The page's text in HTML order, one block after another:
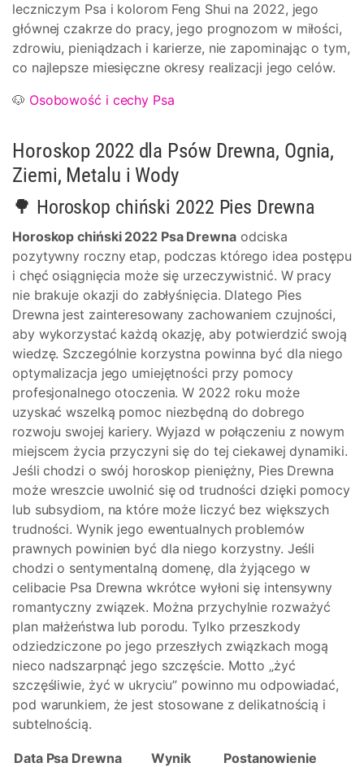
leczniczym Psa i kolorom Feng Shui na 2022, jego
głównej czakrze do pracy, jego prognozom w miłości,
zdrowiu, pieniądzach i karierze, nie zapominając o tym,
co najlepsze miesięczne okresy realizacji jego celów.
🐶 Osobowość i cechy Psa
Horoskop 2022 dla Psów Drewna, Ognia,
Ziemi, Metalu i Wody
🌳 Horoskop chiński 2022 Pies Drewna
Horoskop chiński 2022 Psa Drewnaodciska
pozytywny roczny etap, podczas którego idea postępu
i chęć osiągnięcia może się urzeczywistnić. W pracy
nie brakuje okazji do zabłyśnięcia. Dlatego Pies
Drewna jest zainteresowany zachowaniem czujności,
aby wykorzystać każdą okazję, aby potwierdzić swoją
wiedzę. Szczególnie korzystna powinna być dla niego
optymalizacja jego umiejętności przy pomocy
profesjonalnego otoczenia. W 2022 roku może
uzyskać wszelką pomoc niezbędną do dobrego
rozwoju swojej kariery. Wyjazd w połączeniu z nowym
miejscem życia przyczyni się do tej ciekawej dynamiki.
Jeśli chodzi o swój horoskop pieniężny, Pies Drewna
może wreszcie uwolnić się od trudności dzięki pomocy
lub subsydiom, na które może liczyć bez większych
trudności. Wynik jego ewentualnych problemów
prawnych powinien być dla niego korzystny. Jeśli
chodzi o sentymentalną domenę, dla żyjącego w
celibacie Psa Drewna wkrótce wyłoni się intensywny
romantyczny związek. Można przychylnie rozważyć
plan małżeństwa lub porodu. Tylko przeszkody
odziedziczone po jego przeszłych związkach mogą
nieco nadszarpnąć jego szczęście. Motto „żyć
szczęśliwie, żyć w ukryciu” powinno mu odpowiadać,
pod warunkiem, że jest stosowane z delikatnością i
subtelnością.
Data Psa Drewna Wynik
Postanowienie